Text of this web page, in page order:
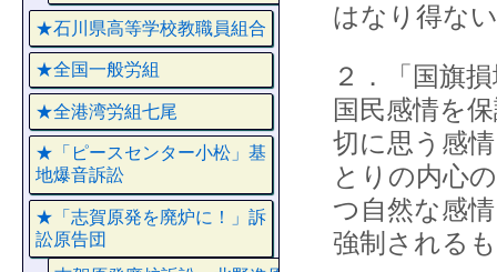
はなり得な
２．「国旗
国民感情を
切に思う感
とりの内心
つ自然な感
強制される
★石川県高等学校教職員組合
★全国一般労組
★全港湾労組七尾
★「ピースセンター小松」基
地爆音訴訟
★「志賀原発を廃炉に！」訴
訟原告団